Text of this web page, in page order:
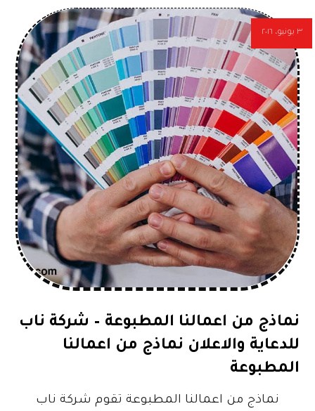
نماذج من اعمالنا المطبوعة – شركة ناب
للدعاية والاعلان نماذج من اعمالنا
المطبوعة
٣ يونيو، ٢٠١٦
نماذج من اعمالنا المطبوعة تقوم شركة ناب